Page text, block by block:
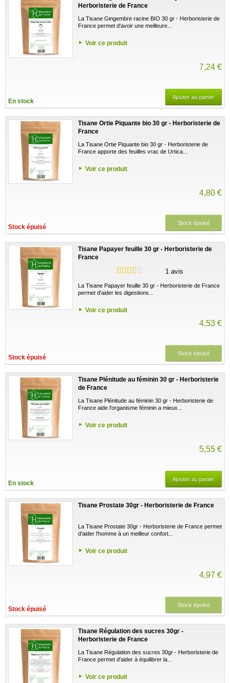
Herboristerie de France
La Tisane Gingembre racine BIO 30 gr - Herboristerie de
France permet d'avoir une meilleure...
Voir ce produit
7,24 €
En stock
Ajouter au panier
Tisane Ortie Piquante bio 30 gr - Herboristerie de
France
La Tisane Ortie Piquante bio 30 gr - Herboristerie de
France apporte des feuilles vrac de Urtica...
Voir ce produit
4,80 €
Stock épuisé
Stock épuisé
Tisane Papayer feuille 30 gr - Herboristerie de
France
1 avis
La Tisane Papayer feuille 30 gr - Herboristerie de France
permet d'aider les digestions...
Voir ce produit
4,53 €
Stock épuisé
Stock épuisé
Tisane Plénitude au féminin 30 gr - Herboristerie
de France
La Tisane Plénitude au féminin 30 gr - Herboristerie de
France aide l'organisme féminin a mieux...
Voir ce produit
5,55 €
En stock
Ajouter au panier
Tisane Prostate 30gr - Herboristerie de France
La Tisane Prostate 30gr - Herboristerie de France permet
d'aider l'homme à un meilleur confort...
Voir ce produit
4,97 €
Stock épuisé
Stock épuisé
Tisane Régulation des sucres 30gr -
Herboristerie de France
La Tisane Régulation des sucres 30gr - Herboristerie de
France permet d'aider à équilibrer la...
Voir ce produit